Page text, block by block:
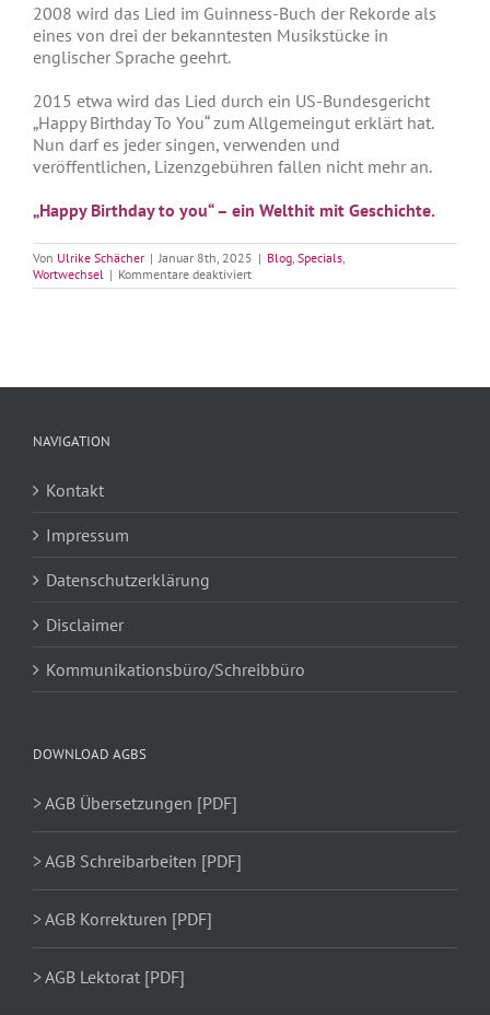
2008 wird das Lied im Guinness-Buch der Rekorde als
eines von drei der bekanntesten Musikstücke in
englischer Sprache geehrt.
2015 etwa wird das Lied durch ein US-Bundesgericht
„Happy Birthday To You“ zum Allgemeingut erklärt hat.
Nun darf es jeder singen, verwenden und
veröffentlichen, Lizenzgebühren fallen nicht mehr an.
„Happy Birthday to you“ – ein Welthit mit Geschichte.
Von Ulrike Schächer | Januar 8th, 2025 | Blog Specials
Wortwechsel | Kommentare deaktiviertfür
„Happy
NAVIGATION
Kontakt
Impressum
Datenschutzerklärung
Disclaimer
Kommunikationsbüro/Schreibbüro
DOWNLOAD AGBS
> AGB Übersetzungen [PDF]
> AGB Schreibarbeiten [PDF]
> AGB Korrekturen [PDF]
> AGB Lektorat [PDF]